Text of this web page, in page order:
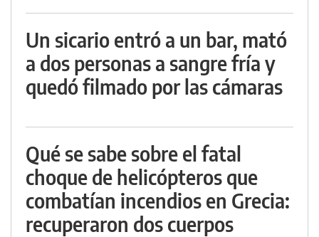
Un sicario entró a un bar, mató
a dos personas a sangre fría y
quedó filmado por las cámaras
Qué se sabe sobre el fatal
choque de helicópteros que
combatían incendios en Grecia:
recuperaron dos cuerpos